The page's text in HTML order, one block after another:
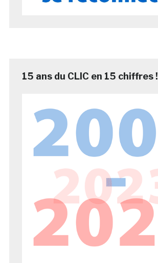
15 ans du CLIC en 15 chiffres !